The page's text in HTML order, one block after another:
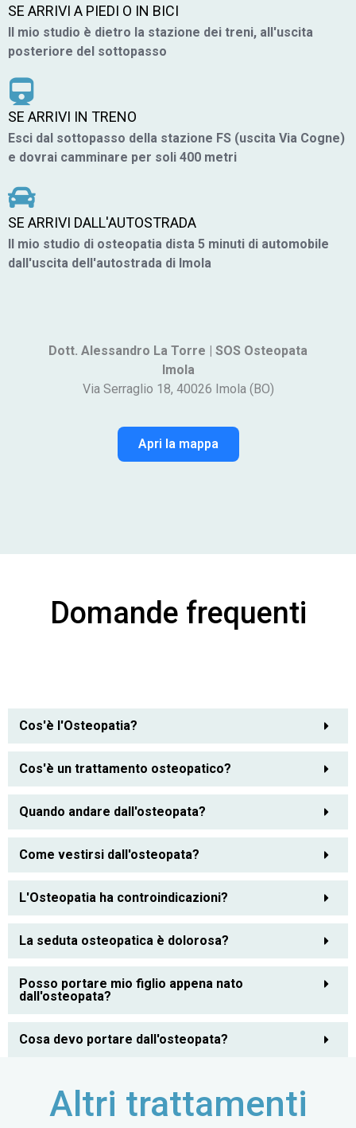
SE ARRIVI A PIEDI O IN BICI
Il mio studio è dietro la stazione dei treni, all'uscita
posteriore del sottopasso
SE ARRIVI IN TRENO
Esci dal sottopasso della stazione FS (uscita Via Cogne)
e dovrai camminare per soli 400 metri
SE ARRIVI DALL'AUTOSTRADA
Il mio studio di osteopatia dista 5 minuti di automobile
dall'uscita dell'autostrada di Imola
Dott. Alessandro La Torre | SOS Osteopata
Imola
Via Serraglio 18, 40026 Imola (BO)
Apri la mappa
Domande frequenti
Cos'è l'Osteopatia?
Cos'è un trattamento osteopatico?
Quando andare dall'osteopata?
Come vestirsi dall'osteopata?
L'Osteopatia ha controindicazioni?
La seduta osteopatica è dolorosa?
Posso portare mio figlio appena nato
dall'osteopata?
Cosa devo portare dall'osteopata?
Altri trattamenti